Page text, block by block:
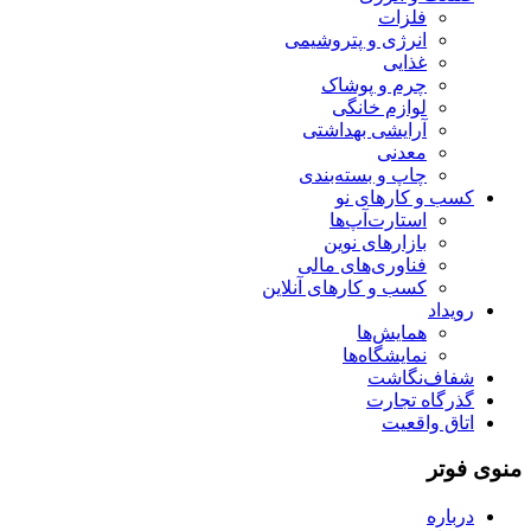
فلزات
انرژی و پتروشیمی
غذایی
چرم و پوشاک
لوازم خانگی
آرایشی بهداشتی
معدنی
چاپ و بسته‌بندی
کسب و کارهای نو
استارت‌آپ‌ها
بازارهای نوین
فناوری‌های مالی
کسب و کارهای آنلاین
رویداد
همایش‌ها
نمایشگاه‌ها
شفاف‌نگاشت
گذرگاه تجارت
اتاق واقعیت
منوی فوتر
درباره